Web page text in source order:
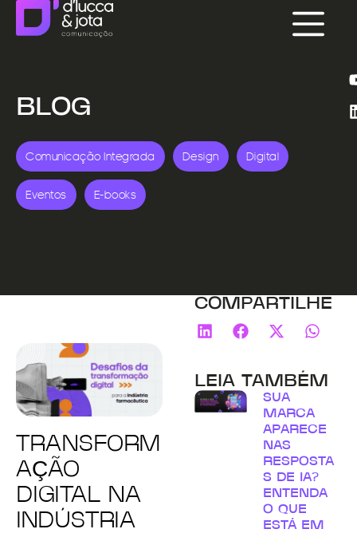
BLOG
Comunicação Integrada Design Digital
Eventos E-books
TRANSFORM
AÇÃO
DIGITAL NA
INDÚSTRIA
COMPARTILHE
LEIA TAMBÉM
SUA
MARCA
APARECE
NAS
RESPOSTA
S DE IA?
ENTENDA
O QUE
ESTÁ EM